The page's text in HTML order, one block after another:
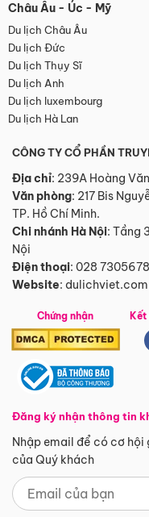
Châu Âu - Úc - Mỹ
Du lịch Châu Âu
Du lịch Đức
Du lịch Thụy Sĩ
Du lịch Anh
Du lịch luxembourg
Du lịch Hà Lan
CÔNG TY CỔ PHẦN
Địa chỉ: 239A Hoàng
Văn phòng: 217 Bis
TP. Hồ Chí Minh.
Chi nhánh Hà Nội: Tầng
Nội
Điện thoại: 028
Website:
Chứng nhận
Đăng ký nhận thông tin
Nhập email để có cơ
của Quý khách